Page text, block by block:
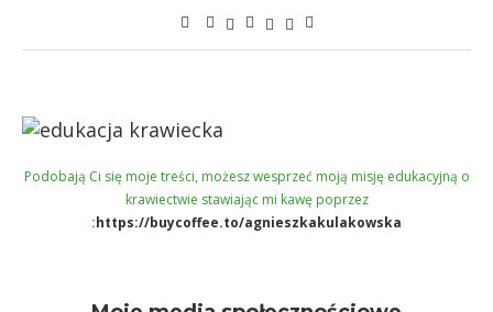
Podobają Ci się moje treści, możesz wesprzeć moją misję edukacyjną o
krawiectwie stawiając mi kawę poprzez
:https://buycoffee.to/agnieszkakulakowska